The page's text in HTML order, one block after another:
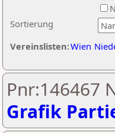
Sortierung
Vereinslisten:Wien
Pnr:146467
Grafik